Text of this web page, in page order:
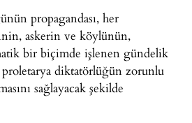
propagandası, her
askerin ve köylünün,
bir biçimde işlenen gündelik
proletarya diktatörlüğün zorunlu
sağlayacak şekilde